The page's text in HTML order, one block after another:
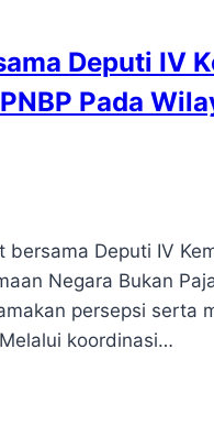
Deputi IV
Pada
Deputi IV
Negara Bukan
persepsi serta
koordinasi…